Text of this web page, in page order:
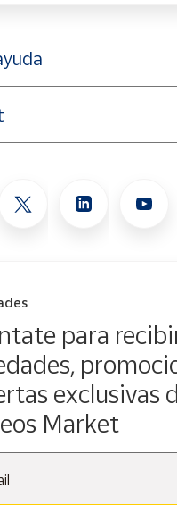
para
exclusivas
Market